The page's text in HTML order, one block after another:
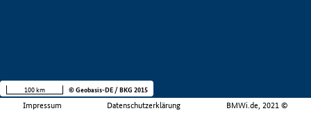
Impressum Datenschutzerklärung BMWi.de, 2021 ©
100 km © Geobasis-DE / BKG 2015